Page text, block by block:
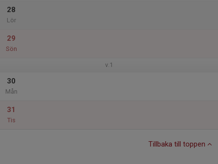
28
Lör
29
Sön
v.1
30
Mån
31
Tis
Tillbaka till toppen